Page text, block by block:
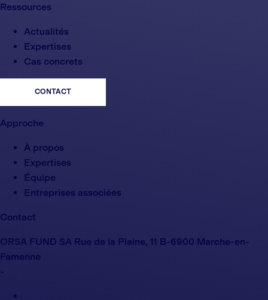
Ressources
Actualités
Expertises
Cas concrets
CONTACT
Approche
À propos
Expertises
Équipe
Entreprises associées
Contact
ORSA FUND SA Rue de la Plaine, 11 B-6900 Marche-en-
Famenne
-